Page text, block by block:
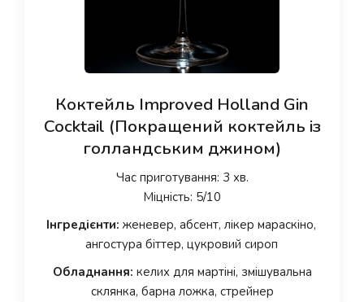
Коктейль Improved Holland Gin
Cocktail (Покращений коктейль із
голландським джином)
Час приготування: 3 хв.
Міцність: 5/10
Інгредієнти: женевер, абсент, лікер мараскіно,
ангостура біттер, цукровий сироп
Обладнання: келих для мартіні, змішувальна
склянка, барна ложка, стрейнер